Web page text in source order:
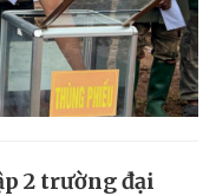
2 trường đại